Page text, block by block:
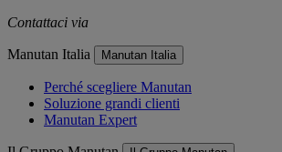
Contattaci via
Manutan Italia Manutan Italia
Perché scegliere Manutan
Soluzione grandi clienti
Manutan Expert